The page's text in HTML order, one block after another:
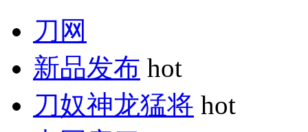
刀网
新品发布 hot
刀奴神龙猛将 hot